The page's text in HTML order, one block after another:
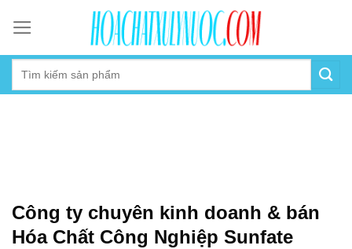
content
Công ty chuyên kinh doanh & bán
Hóa Chất Công Nghiệp Sunfate